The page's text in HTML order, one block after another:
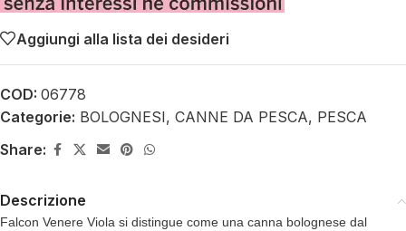
Aggiungi alla lista dei desideri
COD: 06778
Categorie: BOLOGNESI, CANNE DA PESCA, PESCA
Share:
Descrizione
Falcon Venere Viola si distingue come una canna bolognese dal